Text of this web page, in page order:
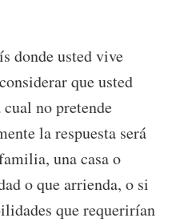
donde usted vive
que usted
no pretende
la respuesta será
una casa o
o que arrienda, o si
que requerirían